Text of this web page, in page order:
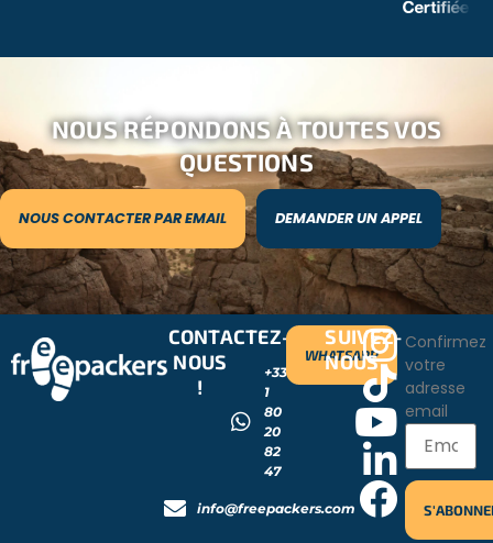
NOUS RÉPONDONS À TOUTES VOS
QUESTIONS
NOUS CONTACTER PAR EMAIL DEMANDER UN APPEL
CONTACTEZ-
NOUS
!
+33
1
80
20
82
47
info@freepackers.com
WHATSAPP
SUIVEZ-
NOUS
Confirmez
votre
adresse
email